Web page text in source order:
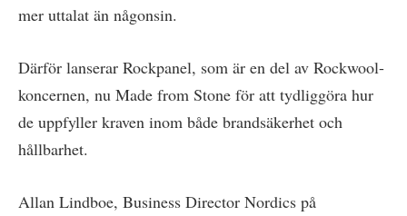
mer uttalat än någonsin.
Därför lanserar Rockpanel, som är en del av Rockwool-
koncernen, nu Made from Stone för att tydliggöra hur
de uppfyller kraven inom både brandsäkerhet och
hållbarhet.
Allan Lindboe, Business Director Nordics på